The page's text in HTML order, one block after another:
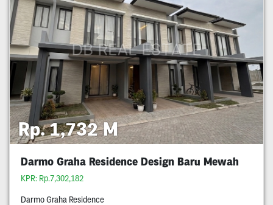
Rp. 1,732 M
Darmo Graha Residence Design Baru Mewah
KPR: Rp.7,302,182
Darmo Graha Residence